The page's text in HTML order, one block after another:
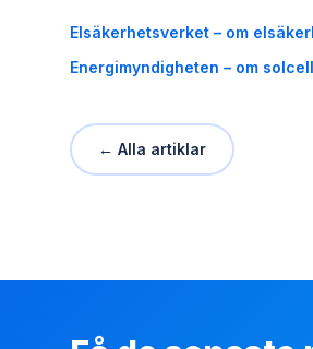
Elsäkerhetsverket – om
Energimyndigheten – om
← Alla artiklar